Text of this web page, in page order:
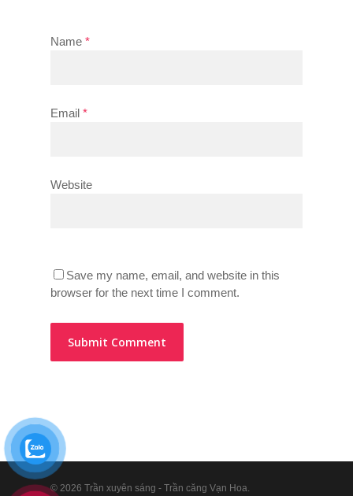
Name *
Email *
Website
Save my name, email, and website in this
browser for the next time I comment.
© 2026 Trần xuyên sáng - Trần căng Vạn Hoa.